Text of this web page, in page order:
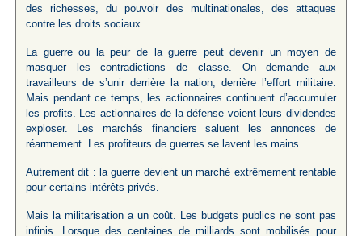
des richesses, du pouvoir des multinationales, des attaques
contre les droits sociaux.
La guerre ou la peur de la guerre peut devenir un moyen de
masquer les contradictions de classe. On demande aux
travailleurs de s’unir derrière la nation, derrière l’effort militaire.
Mais pendant ce temps, les actionnaires continuent d’accumuler
les profits. Les actionnaires de la défense voient leurs dividendes
exploser. Les marchés financiers saluent les annonces de
réarmement. Les profiteurs de guerres se lavent les mains.
Autrement dit : la guerre devient un marché extrêmement rentable
pour certains intérêts privés.
Mais la militarisation a un coût. Les budgets publics ne sont pas
infinis. Lorsque des centaines de milliards sont mobilisés pour